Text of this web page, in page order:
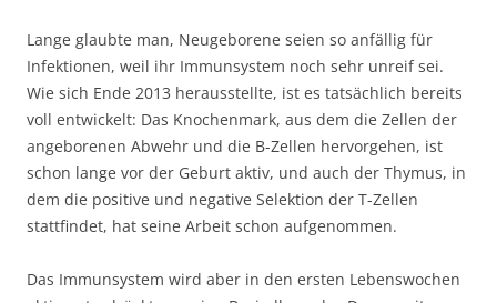
Lange glaubte man, Neugeborene seien so anfällig für
Infektionen, weil ihr Immunsystem noch sehr unreif sei.
Wie sich Ende 2013 herausstellte, ist es tatsächlich bereits
voll entwickelt: Das Knochenmark, aus dem die Zellen der
angeborenen Abwehr und die B-Zellen hervorgehen, ist
schon lange vor der Geburt aktiv, und auch der Thymus, in
dem die positive und negative Selektion der T-Zellen
stattfindet, hat seine Arbeit schon aufgenommen.
Das Immunsystem wird aber in den ersten Lebenswochen